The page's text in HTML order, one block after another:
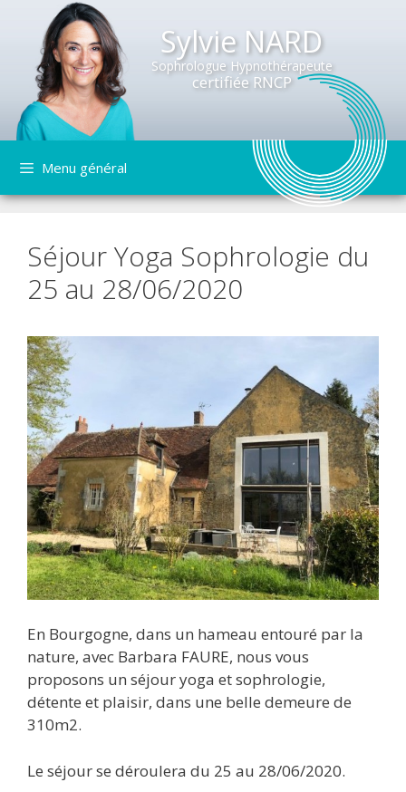
Sylvie NARD
Sophrologue Hypnothérapeute
certifiée RNCP
contenu
Menu général
Séjour Yoga Sophrologie du
25 au 28/06/2020
En Bourgogne, dans un hameau entouré par la
nature, avec Barbara FAURE, nous vous
proposons un séjour yoga et sophrologie,
détente et plaisir, dans une belle demeure de
310m2.
Le séjour se déroulera du 25 au 28/06/2020.